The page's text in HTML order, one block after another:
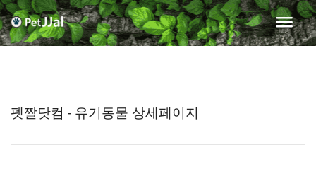
펫짤닷컴 - 유기동물 상세페이지